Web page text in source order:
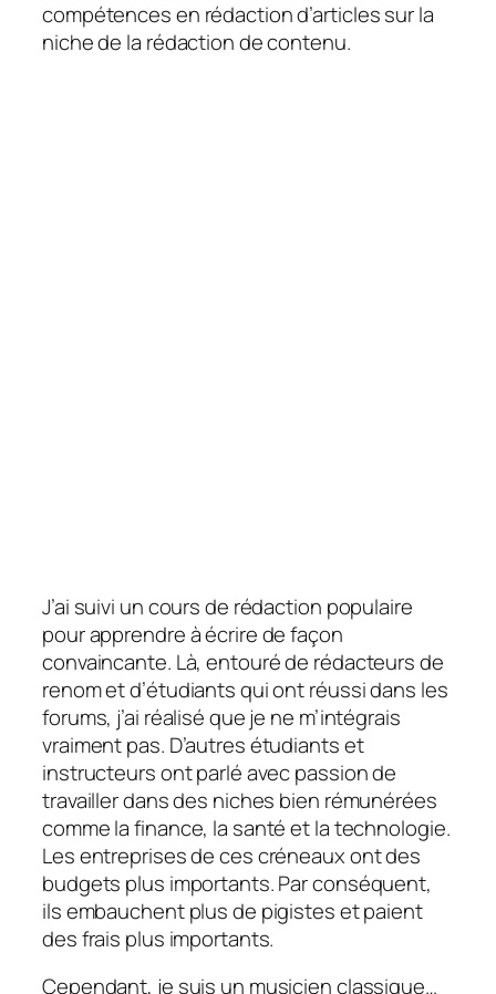
compétences en rédaction d’articles sur la
niche de la rédaction de contenu.
J’ai suivi un cours de rédaction populaire
pour apprendre à écrire de façon
convaincante. Là, entouré de rédacteurs de
renom et d’étudiants qui ont réussi dans les
forums, j’ai réalisé que je ne m’intégrais
vraiment pas. D’autres étudiants et
instructeurs ont parlé avec passion de
travailler dans des niches bien rémunérées
comme la finance, la santé et la technologie.
Les entreprises de ces créneaux ont des
budgets plus importants. Par conséquent,
ils embauchent plus de pigistes et paient
des frais plus importants.
Cependant, je suis un musicien classique…